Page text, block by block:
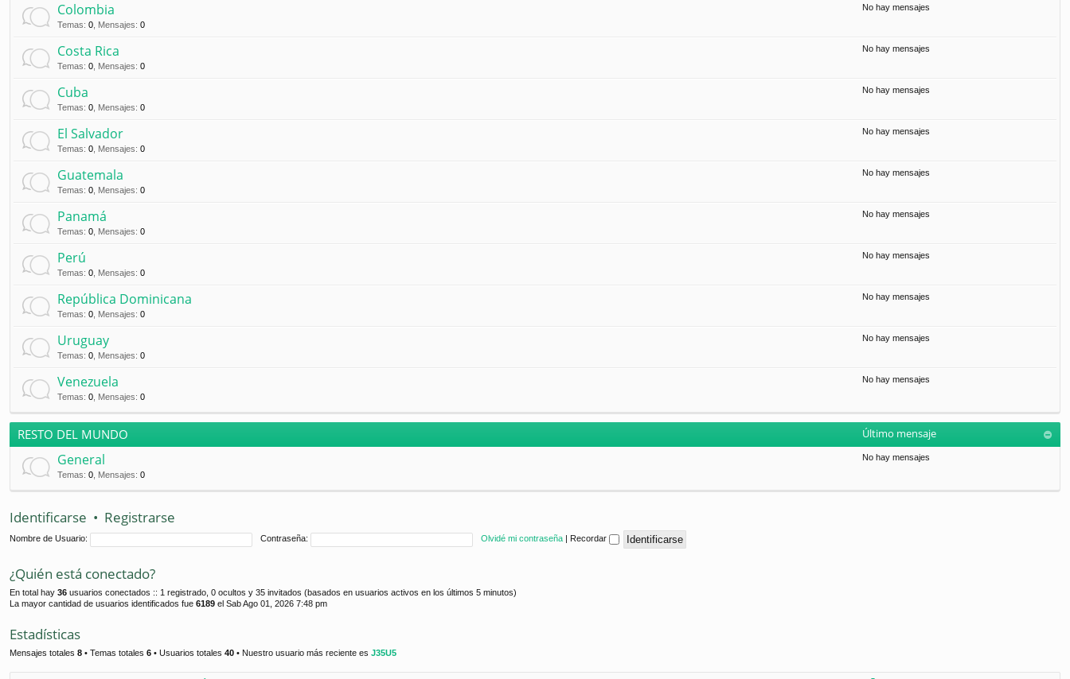
Colombia
Temas: 0 Mensajes: 0
No hay mensajes
Costa Rica
Temas: 0 Mensajes: 0
No hay mensajes
Cuba
Temas: 0 Mensajes: 0
No hay mensajes
El Salvador
Temas: 0 Mensajes: 0
No hay mensajes
Guatemala
Temas: 0 Mensajes: 0
No hay mensajes
Panamá
Temas: 0 Mensajes: 0
No hay mensajes
Perú
Temas: 0 Mensajes: 0
No hay mensajes
República Dominicana
Temas: 0 Mensajes: 0
No hay mensajes
Uruguay
Temas: 0 Mensajes: 0
No hay mensajes
Venezuela
Temas: 0 Mensajes: 0
No hay mensajes
RESTO DEL MUNDO Último mensaje
General
Temas: 0 Mensajes: 0
No hay mensajes
Identificarse • Registrarse
Nombre de Usuario: Contraseña: Olvidé mi contraseña Recordar
¿Quién está conectado?
En total hay 36 usuarios conectados :: 1 registrado, 0 ocultos y 35 invitados (basados en usuarios activos en los últimos 5 minutos)
La mayor cantidad de usuarios identificados fue 6189 el Sab Ago 01, 2026 7:48 pm
Estadísticas
Mensajes totales 8 • Temas totales 6 • Usuarios totales 40 • Nuestro usuario más reciente es J35U5